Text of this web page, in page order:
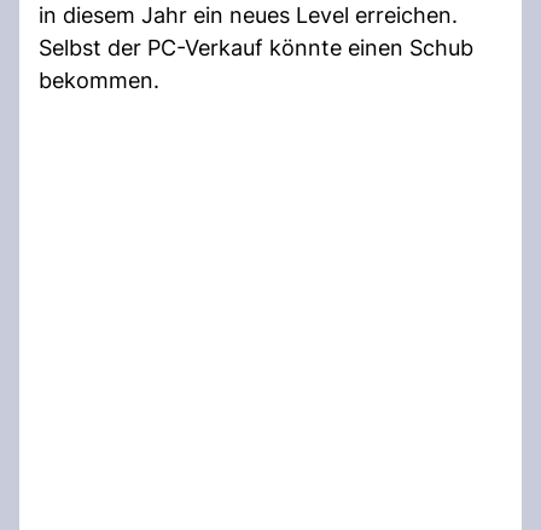
in diesem Jahr ein neues Level erreichen.
Selbst der PC-Verkauf könnte einen Schub
bekommen.